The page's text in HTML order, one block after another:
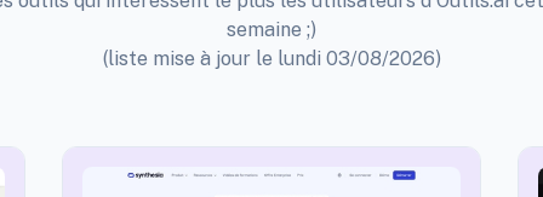
semaine ;)
(liste mise à jour le lundi 03/08/2026)